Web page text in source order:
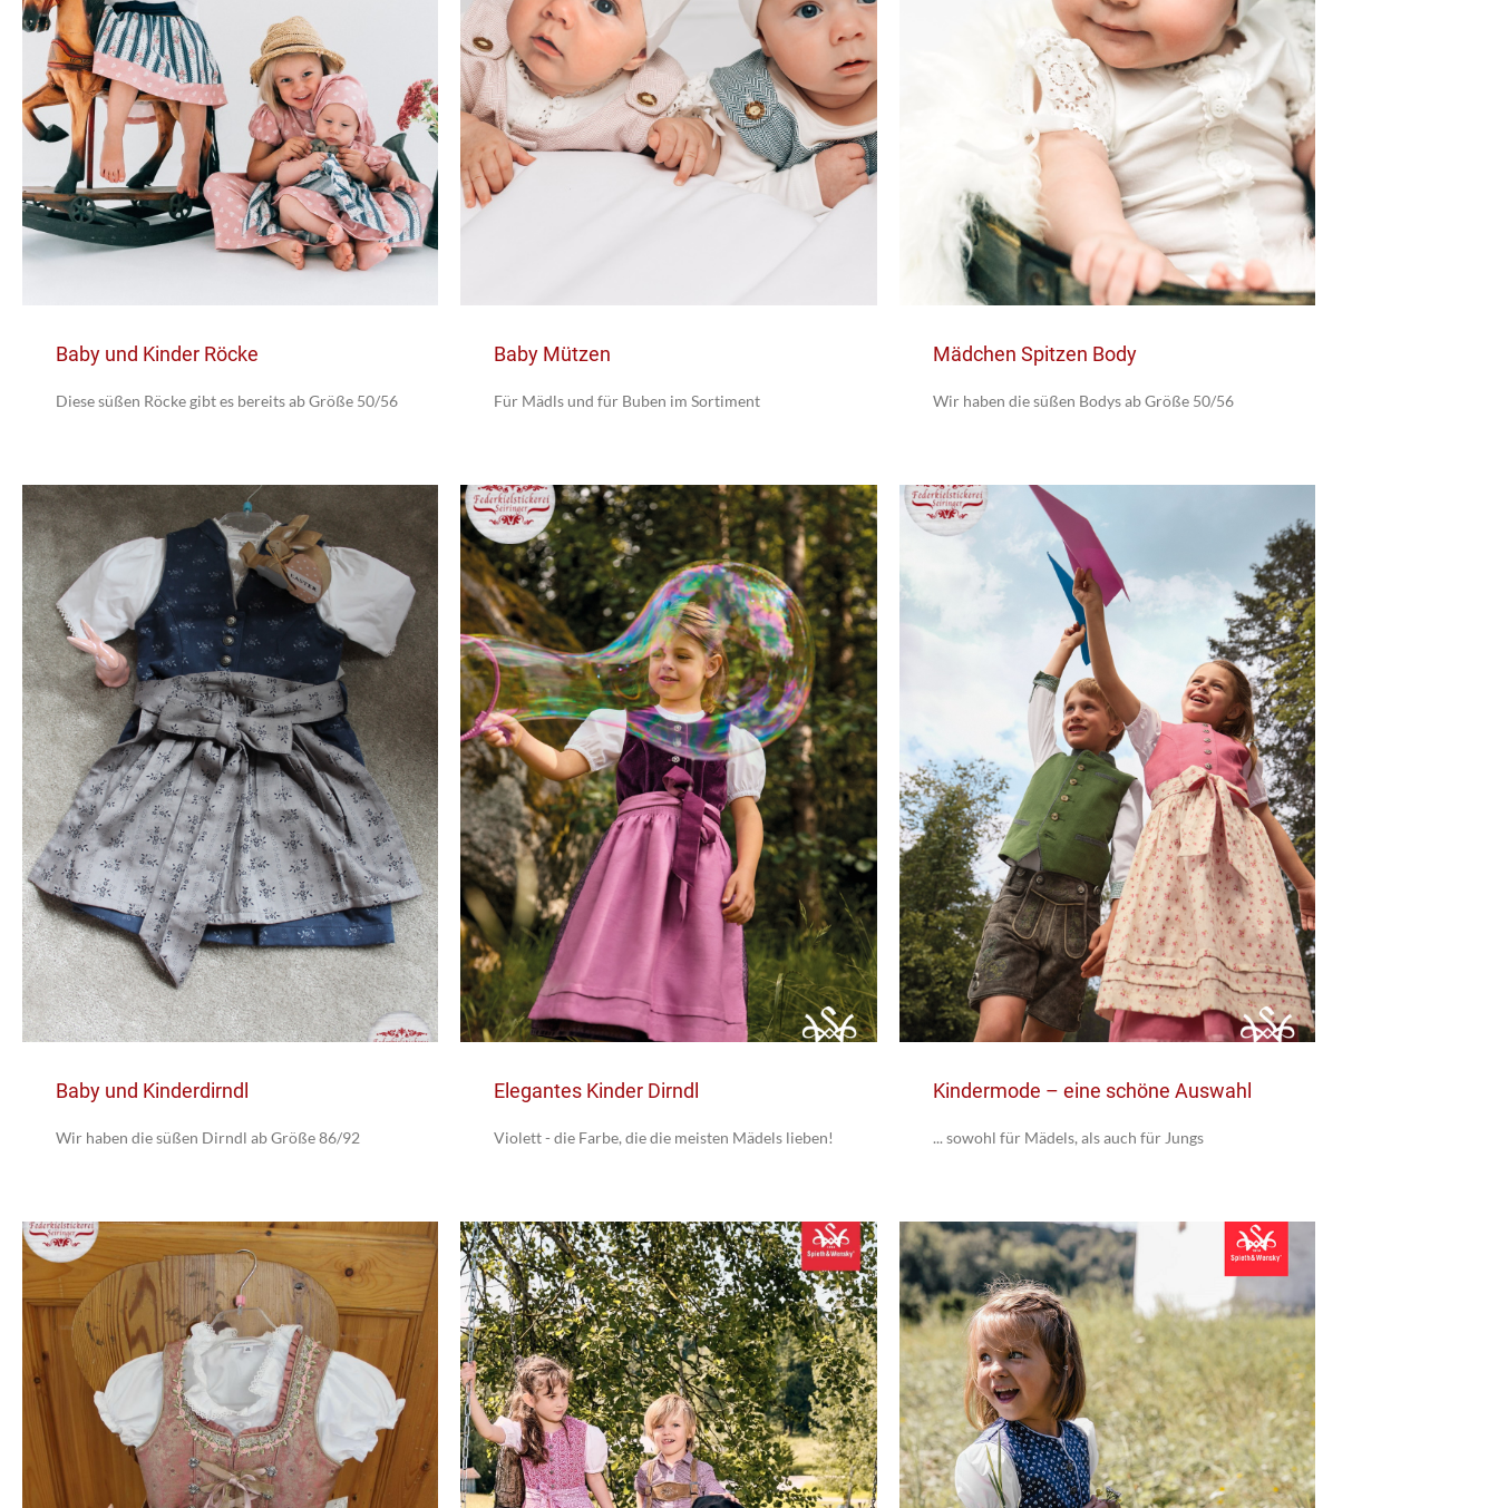
Baby und Kinder Röcke
Diese süßen Röcke gibt es bereits ab Größe 50/56
Baby Mützen
Für Mädls und für Buben im Sortiment
Mädchen Spitzen Body
Wir haben die süßen Bodys ab Größe 50/56
Baby und Kinderdirndl
Wir haben die süßen Dirndl ab Größe 86/92
Elegantes Kinder Dirndl
Violett - die Farbe, die die meisten Mädels lieben!
Kindermode – eine schöne Auswahl
... sowohl für Mädels, als auch für Jungs